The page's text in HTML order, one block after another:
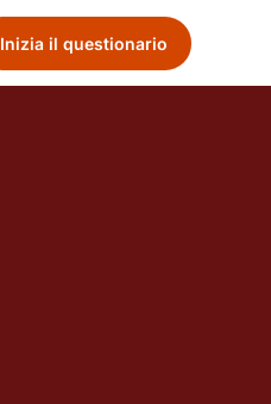
Inizia il questionario